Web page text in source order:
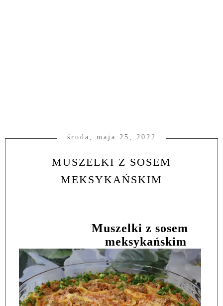
środa, maja 25, 2022
MUSZELKI Z SOSEM
MEKSYKAŃSKIM
Muszelki z sosem
meksykańskim